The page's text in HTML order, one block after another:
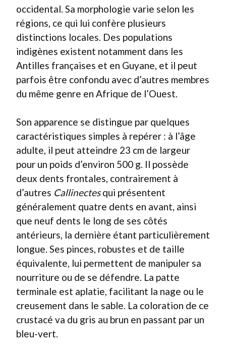
occidental. Sa morphologie varie selon les
régions, ce qui lui confère plusieurs
distinctions locales. Des populations
indigènes existent notamment dans les
Antilles françaises et en Guyane, et il peut
parfois être confondu avec d’autres membres
du même genre en Afrique de l’Ouest.
Son apparence se distingue par quelques
caractéristiques simples à repérer : à l’âge
adulte, il peut atteindre 23 cm de largeur
pour un poids d’environ 500 g. Il possède
deux dents frontales, contrairement à
d’autres Callinectesqui présentent
généralement quatre dents en avant, ainsi
que neuf dents le long de ses côtés
antérieurs, la dernière étant particulièrement
longue. Ses pinces, robustes et de taille
équivalente, lui permettent de manipuler sa
nourriture ou de se défendre. La patte
terminale est aplatie, facilitant la nage ou le
creusement dans le sable. La coloration de ce
crustacé va du gris au brun en passant par un
bleu-vert.